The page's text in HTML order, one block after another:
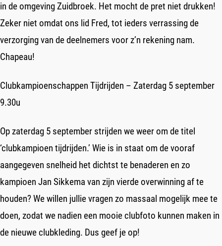
in de omgeving Zuidbroek. Het mocht de pret niet drukken!
Zeker niet omdat ons lid Fred, tot ieders verrassing de
verzorging van de deelnemers voor z’n rekening nam.
Chapeau!
Clubkampioenschappen Tijdrijden – Zaterdag 5 september
9.30u
Op zaterdag 5 september strijden we weer om de titel
‘clubkampioen tijdrijden.’ Wie is in staat om de vooraf
aangegeven snelheid het dichtst te benaderen en zo
kampioen Jan Sikkema van zijn vierde overwinning af te
houden? We willen jullie vragen zo massaal mogelijk mee te
doen, zodat we nadien een mooie clubfoto kunnen maken in
de nieuwe clubkleding. Dus geef je op!